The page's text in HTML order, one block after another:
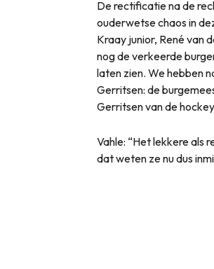
De rectificatie na de
ouderwetse chaos in
Kraay junior, René van
nog de verkeerde
laten zien. We hebben
Gerritsen: de
Gerritsen van de
Vahle: “Het lekkere als
dat weten ze nu dus